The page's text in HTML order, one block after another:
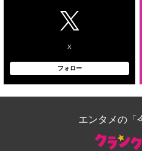
X
フォロー
エンタメの「